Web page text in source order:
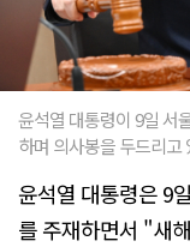
윤석열 대통령이 9일 서
하며 의사봉을 두드리고
윤석열 대통령은 9
를 주재하면서 "새